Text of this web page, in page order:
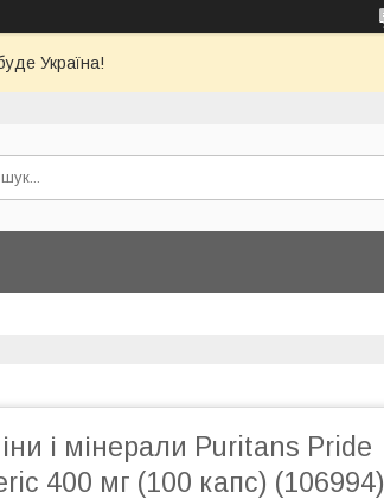
Україна!
і мінерали Puritans Pride
400 мг (100 капс) (106994)